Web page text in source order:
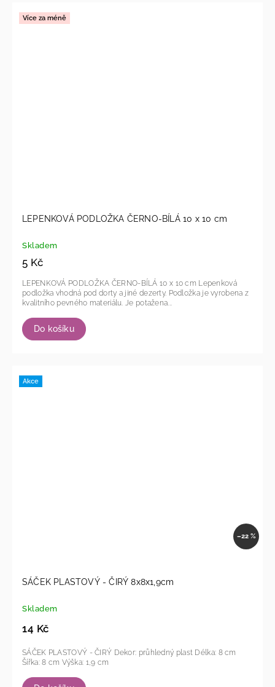
Více za méně
LEPENKOVÁ PODLOŽKA ČERNO-BÍLÁ 10 x 10 cm
Skladem
5 Kč
Do košíku
LEPENKOVÁ PODLOŽKA ČERNO-BÍLÁ 10 x 10 cm Lepenková
podložka vhodná pod dorty a jiné dezerty. Podložka je vyrobena z
kvalitního pevného materiálu. Je potažena...
Akce
–22 %
SÁČEK PLASTOVÝ - ČIRÝ 8x8x1,9cm
Skladem
14 Kč
SÁČEK PLASTOVÝ - ČIRÝ Dekor: průhledný plast Délka: 8 cm